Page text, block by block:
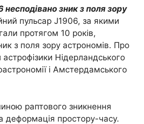
зник з поля зору
пульсар J1906, за якими
протягом 10 років,
з поля зору астрономів. Про
Нідерландського
і Амстердамського
раптового зникнення
деформація простору-часу.